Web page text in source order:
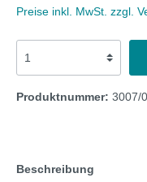
Preise inkl. MwSt. zzgl.
Produktnummer: 3007/
Beschreibung